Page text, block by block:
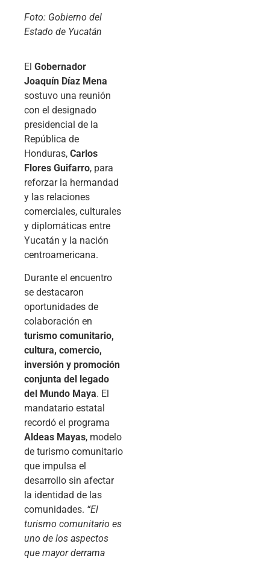
Foto: Gobierno del
Estado de Yucatán
El Gobernador
Joaquín Díaz Mena
sostuvo una reunión
con el designado
presidencial de la
República de
Honduras, Carlos
Flores Guifarro, para
reforzar la hermandad
y las relaciones
comerciales, culturales
y diplomáticas entre
Yucatán y la nación
centroamericana.
Durante el encuentro
se destacaron
oportunidades de
colaboración en
turismo comunitario,
cultura, comercio,
inversión y promoción
conjunta del legado
del Mundo Maya. El
mandatario estatal
recordó el programa
Aldeas Mayas, modelo
de turismo comunitario
que impulsa el
desarrollo sin afectar
la identidad de las
comunidades. “El
turismo comunitario es
uno de los aspectos
que mayor derrama